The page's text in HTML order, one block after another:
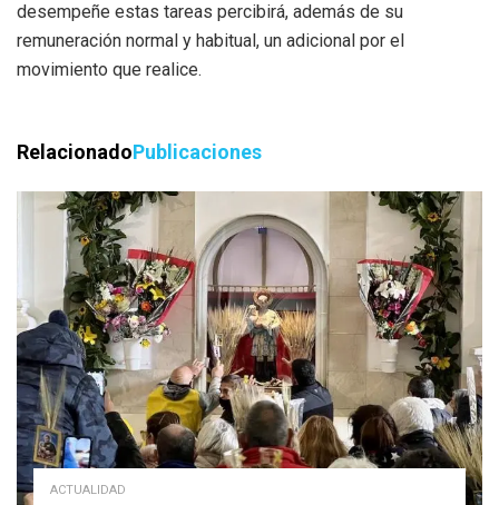
desempeñe estas tareas percibirá, además de su
remuneración normal y habitual, un adicional por el
movimiento que realice.
RelacionadoPublicaciones
ACTUALIDAD